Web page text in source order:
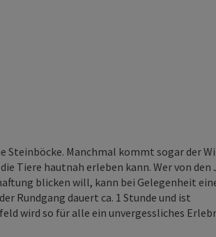
Steinböcke. Manchmal kommt sogar der
Tiere hautnah erleben kann. Wer von den
blicken will, kann bei Gelegenheit
Rundgang dauert ca. 1 Stunde und ist
wird so für alle ein unvergessliches